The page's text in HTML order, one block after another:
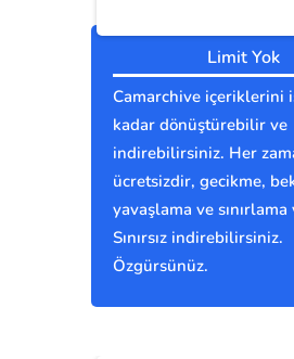
Limit Yok
Camarchive içeriklerini
kadar dönüştürebilir ve
indirebilirsiniz. Her
ücretsizdir, gecikme,
yavaşlama ve
Sınırsız indirebilirsiniz.
Özgürsünüz.